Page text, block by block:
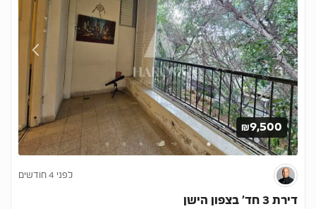
₪9,500
לפני 4 חודשים
דירת 3 חד’ בצפון הישן